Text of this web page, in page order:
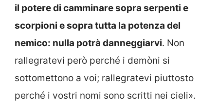
il potere di camminare sopra serpenti e
scorpioni e sopra tutta la potenza del
nemico: nulla potrà danneggiarvi. Non
rallegratevi però perché i demòni si
sottomettono a voi; rallegratevi piuttosto
perché i vostri nomi sono scritti nei cieli».